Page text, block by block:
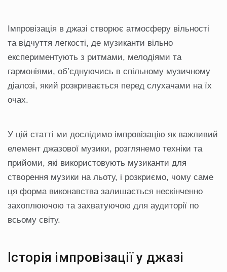
Імпровізація в джазі створює атмосферу вільності
та відчуття легкості, де музиканти вільно
експериментують з ритмами, мелодіями та
гармоніями, об’єднуючись в спільному музичному
діалозі, який розкривається перед слухачами на їх
очах.
У цій статті ми дослідимо імпровізацію як важливий
елемент джазової музики, розглянемо техніки та
прийоми, які використовують музиканти для
створення музики на льоту, і розкриємо, чому саме
ця форма виконавства залишається нескінченно
захоплюючою та захватуючою для аудиторії по
всьому світу.
Історія імпровізації у джазі